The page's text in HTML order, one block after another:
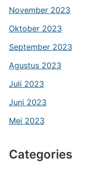
November 2023
Oktober 2023
September 2023
Agustus 2023
Juli 2023
Juni 2023
Mei 2023
Categories